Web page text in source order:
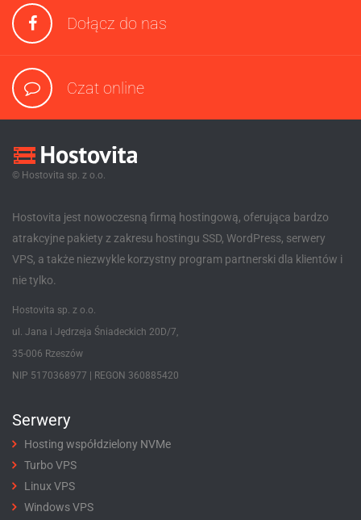
Dołącz do nas
Czat online
© Hostovita sp. z o.o.
Hostovita jest nowoczesną firmą hostingową, oferująca bardzo
atrakcyjne pakiety z zakresu hostingu SSD, WordPress, serwery
VPS, a także niezwykle korzystny program partnerski dla klientów i
nie tylko.
Hostovita sp. z o.o.
ul. Jana i Jędrzeja Śniadeckich 20D/7,
35-006 Rzeszów
NIP 5170368977 | REGON 360885420
Serwery
Hosting współdzielony NVMe
Turbo VPS
Linux VPS
Windows VPS